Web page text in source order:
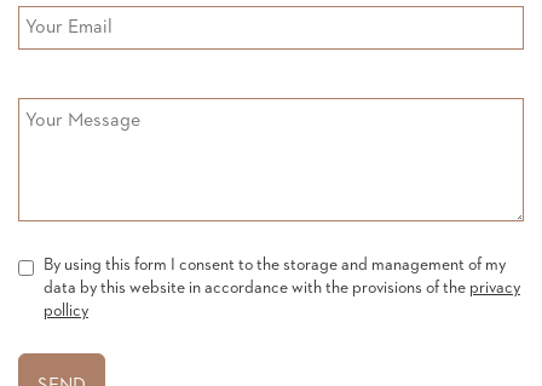
By using this form I consent to the storage and management of my
data by this website in accordance with the provisions of the privacy
pollicy